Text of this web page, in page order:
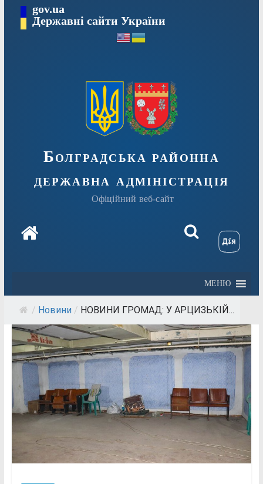
Перейтиgov.ua
Державні сайти України
Болградська районна
державна адміністрація
Офіційний веб-сайт
МЕНЮ
/ Новини / НОВИНИ ГРОМАД: У АРЦИЗЬКІЙ...